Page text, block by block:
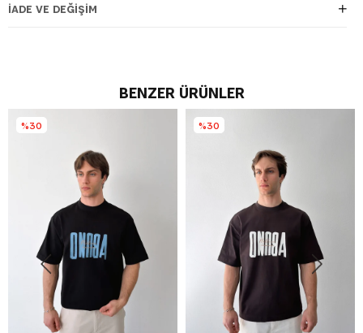
İADE VE DEĞIŞIM
BENZER ÜRÜNLER
%30 %30